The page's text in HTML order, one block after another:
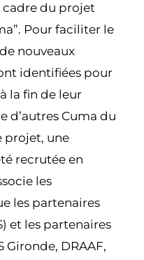
cadre du projet
Pour faciliter le
nouveaux
identifiées pour
la fin de leur
Cuma du
projet, une
recrutée en
les
les partenaires
et les partenaires
Gironde, DRAAF,